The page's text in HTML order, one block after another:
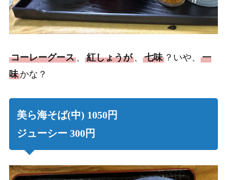
コーレーグース、 紅しょうが、 七味？いや、
一
味かな？
美ら海そば(中) 1050円
ジューシー 300円